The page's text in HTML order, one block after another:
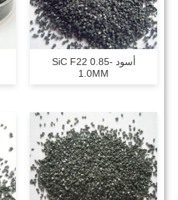
أسود SiC F22 0.85-
1.0MM